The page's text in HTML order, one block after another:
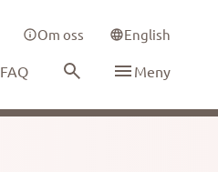
Om oss English
FAQ Meny